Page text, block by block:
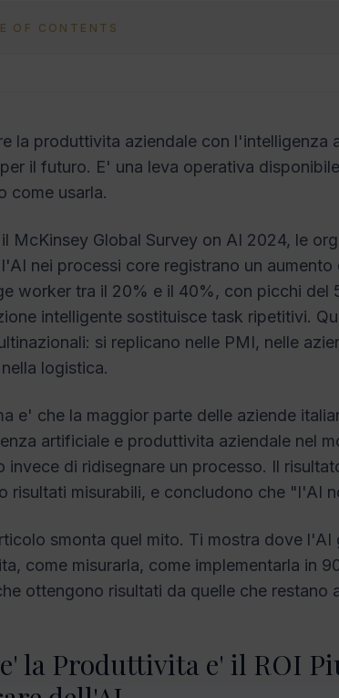
OF CONTENTS
la produttivita aziendale con l'intelligenza
il futuro. E' una leva operativa
come usarla.
McKinsey Global Survey on AI 2024, le
nei processi core registrano un
worker tra il 20% e il 40%, con picchi del
intelligente sostituisce task ripetitivi.
si replicano nelle PMI, nelle
logistica.
e' che la maggior parte delle aziende
artificiale e produttivita aziendale nel
invece di ridisegnare un processo. Il
risultati misurabili, e concludono che "l'AI
smonta quel mito. Ti mostra dove l'AI
come misurarla, come implementarla in
ottengono risultati da quelle che restano
la Produttivita e' il ROI